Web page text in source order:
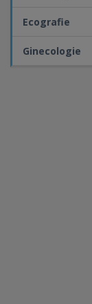
Ecografie
Ginecologie